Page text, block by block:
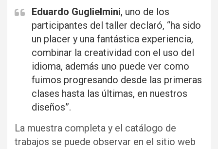
Eduardo Guglielmini, uno de los
participantes del taller declaró, “ha sido
un placer y una fantástica experiencia,
combinar la creatividad con el uso del
idioma, además uno puede ver como
fuimos progresando desde las primeras
clases hasta las últimas, en nuestros
diseños”.
La muestra completa y el catálogo de
trabajos se puede observar en el sitio web